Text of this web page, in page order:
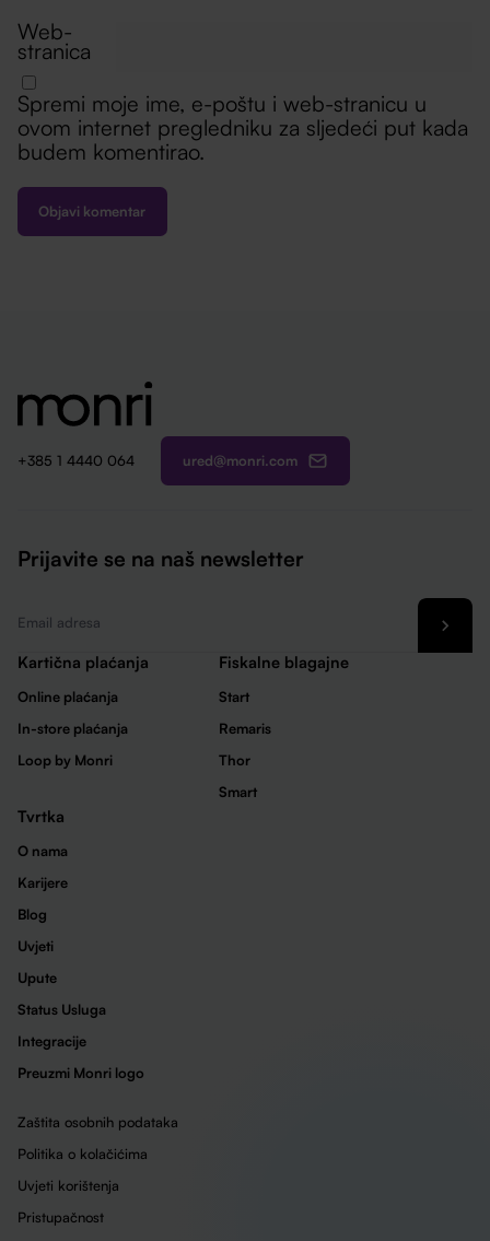
Web-
stranica
Spremi moje ime, e-poštu i web-stranicu u
ovom internet pregledniku za sljedeći put kada
budem komentirao.
+385 1 4440 064 ured@monri.com
Prijavite se na naš newsletter
Kartična plaćanja
Online plaćanja
In-store plaćanja
Loop by Monri
Fiskalne blagajne
Start
Remaris
Thor
Smart
Tvrtka
O nama
Karijere
Blog
Uvjeti
Upute
Status Usluga
Integracije
Preuzmi Monri logo
Zaštita osobnih podataka
Politika o kolačićima
Uvjeti korištenja
Pristupačnost